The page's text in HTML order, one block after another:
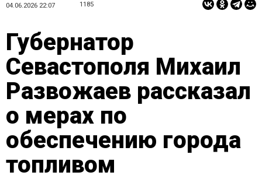
04.06.2026 22:07 1185
Губернатор
Севастополя Михаил
Развожаев рассказал
о мерах по
обеспечению города
топливом